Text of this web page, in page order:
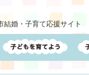
結婚・子育て応援サイト